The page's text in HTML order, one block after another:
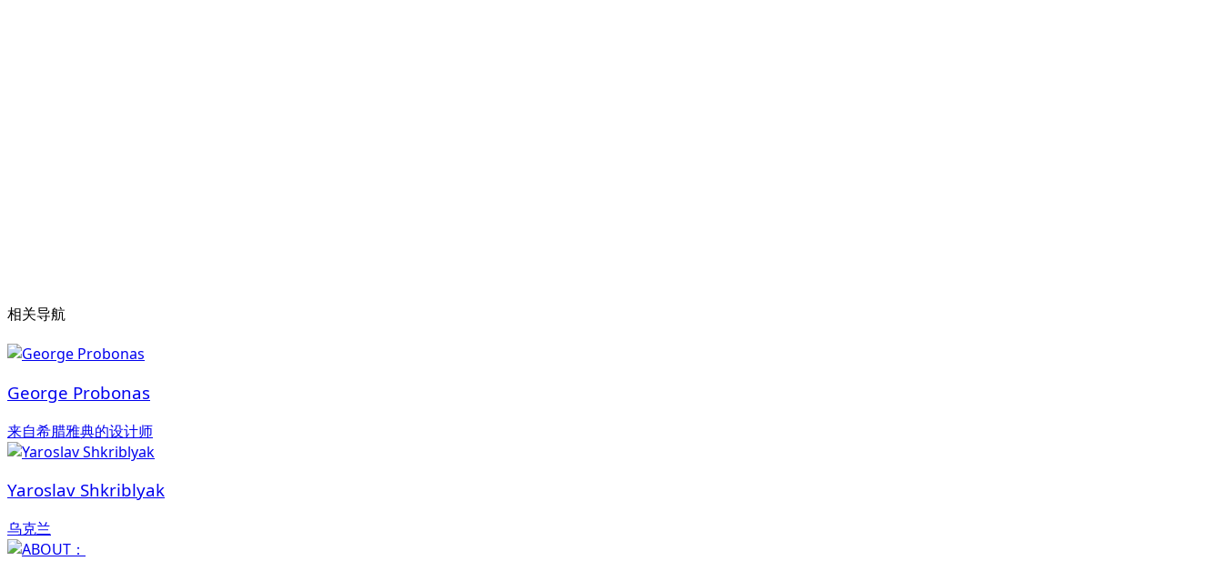
相关导航
George Probonas
来自希腊雅典的设计师
Yaroslav Shkriblyak
乌克兰